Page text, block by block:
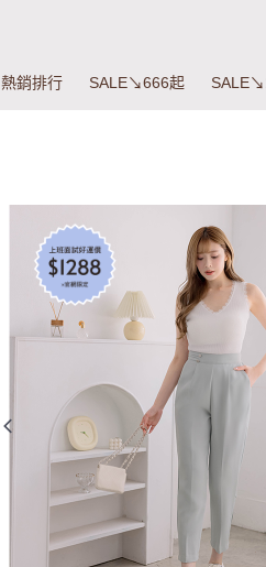
熱銷排行 SALE↘666起